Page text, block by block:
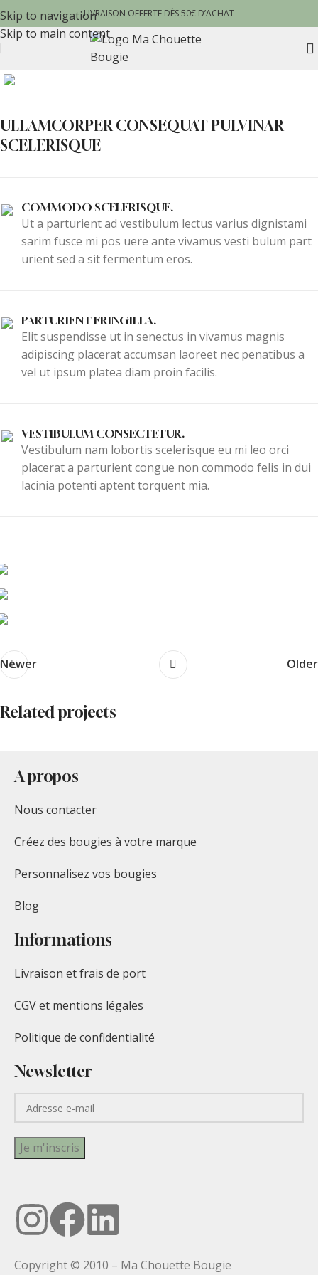
Skip to navigation
Skip to main content
LIVRAISON OFFERTE DÈS 50€ D’ACHAT
ULLAMCORPER CONSEQUAT PULVINAR
SCELERISQUE
COMMODO SCELERISQUE.
Ut a parturient ad vestibulum lectus varius dignistami
sarim fusce mi pos uere ante vivamus vesti bulum part
urient sed a sit fermentum eros.
PARTURIENT FRINGILLA.
Elit suspendisse ut in senectus in vivamus magnis
adipiscing placerat accumsan laoreet nec penatibus a
vel ut ipsum platea diam proin facilis.
VESTIBULUM CONSECTETUR.
Vestibulum nam lobortis scelerisque eu mi leo orci
placerat a parturient congue non commodo felis in dui
lacinia potenti aptent torquent mia.
Newer Older
Related projects
Potenti parturient parturie
A propos
Nous contacter
Créez des bougies à votre marque
Personnalisez vos bougies
Blog
Informations
Livraison et frais de port
CGV et mentions légales
Politique de confidentialité
Newsletter
Copyright © 2010 – Ma Chouette Bougie